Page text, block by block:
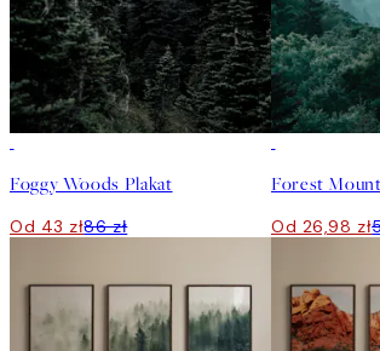
Foggy Woods Plakat
Od 43 zł86 zł
Forest
Od 26,98 zł